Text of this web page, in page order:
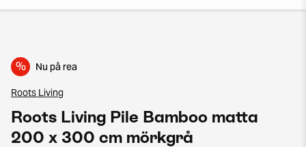
% Nu på rea
Roots Living
Roots Living Pile Bamboo matta
200 x 300 cm mörkgrå